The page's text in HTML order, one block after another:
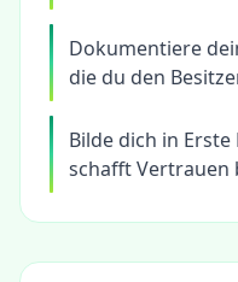
Dokumentiere
die du den
Bilde dich in
schafft Vertrauen